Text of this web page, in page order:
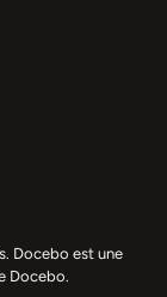
Docebo est une
Docebo.